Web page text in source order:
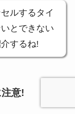
ルするタイ
とできない
するね!
意!